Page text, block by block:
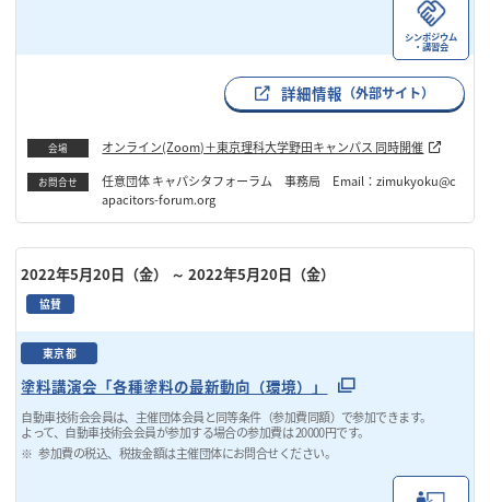
シンポジウム
・講習会
詳細情報 （外部サイト）
会場 オンライン(Zoom)＋東京理科大学野田キャンパス 同時開催
お問合せ
任意団体 キャパシタフォーラム 事務局 Email：zimukyoku@c
apacitors-forum.org
2022年5月20日（金） ～ 2022年5月20日（金）
協賛
東京都
塗料講演会「各種塗料の最新動向（環境）」
自動車技術会会員は、主催団体会員と同等条件（参加費同額）で参加できます。
よって、自動車技術会会員が参加する場合の参加費は 20000円です。
参加費の税込、税抜金額は主催団体にお問合せください。